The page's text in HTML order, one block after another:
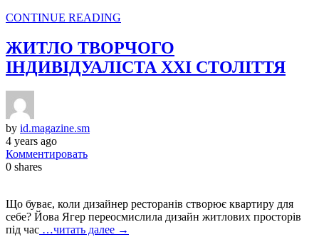
CONTINUE READING
ЖИТЛО ТВОРЧОГО
ІНДИВІДУАЛІСТА ХХІ СТОЛІТТЯ
by id.magazine.sm
4 years ago
Комментировать
0 shares
Що буває, коли дизайнер ресторанів створює квартиру для
себе? Йова Ягер переосмислила дизайн житлових просторів
під час …читать далее →